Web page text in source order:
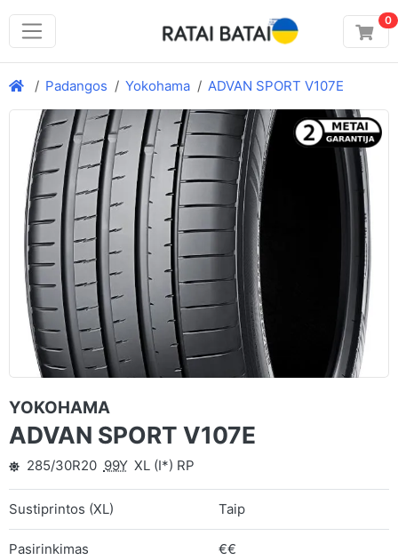
0
Padangos Yokohama ADVAN SPORT V107E
YOKOHAMA
ADVAN SPORT V107E
285/30R20 99Y XL (I*) RP
Sustiprintos (XL) Taip
Pasirinkimas €€